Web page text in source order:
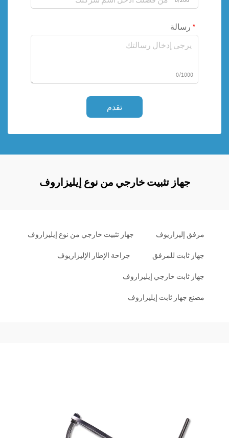
رسالة
0/1000
تقدم
جهاز تثبيت خارجي من نوع إيليزاروف
مرفق إليزاريوف جهاز تثبيت خارجي من نوع إيليزاروف
جهاز ثابت للمرفق جراحة الإطار الإليزاريوف
جهاز ثابت خارجي إيليزاروف
مصنع جهاز ثابت إيليزاروف